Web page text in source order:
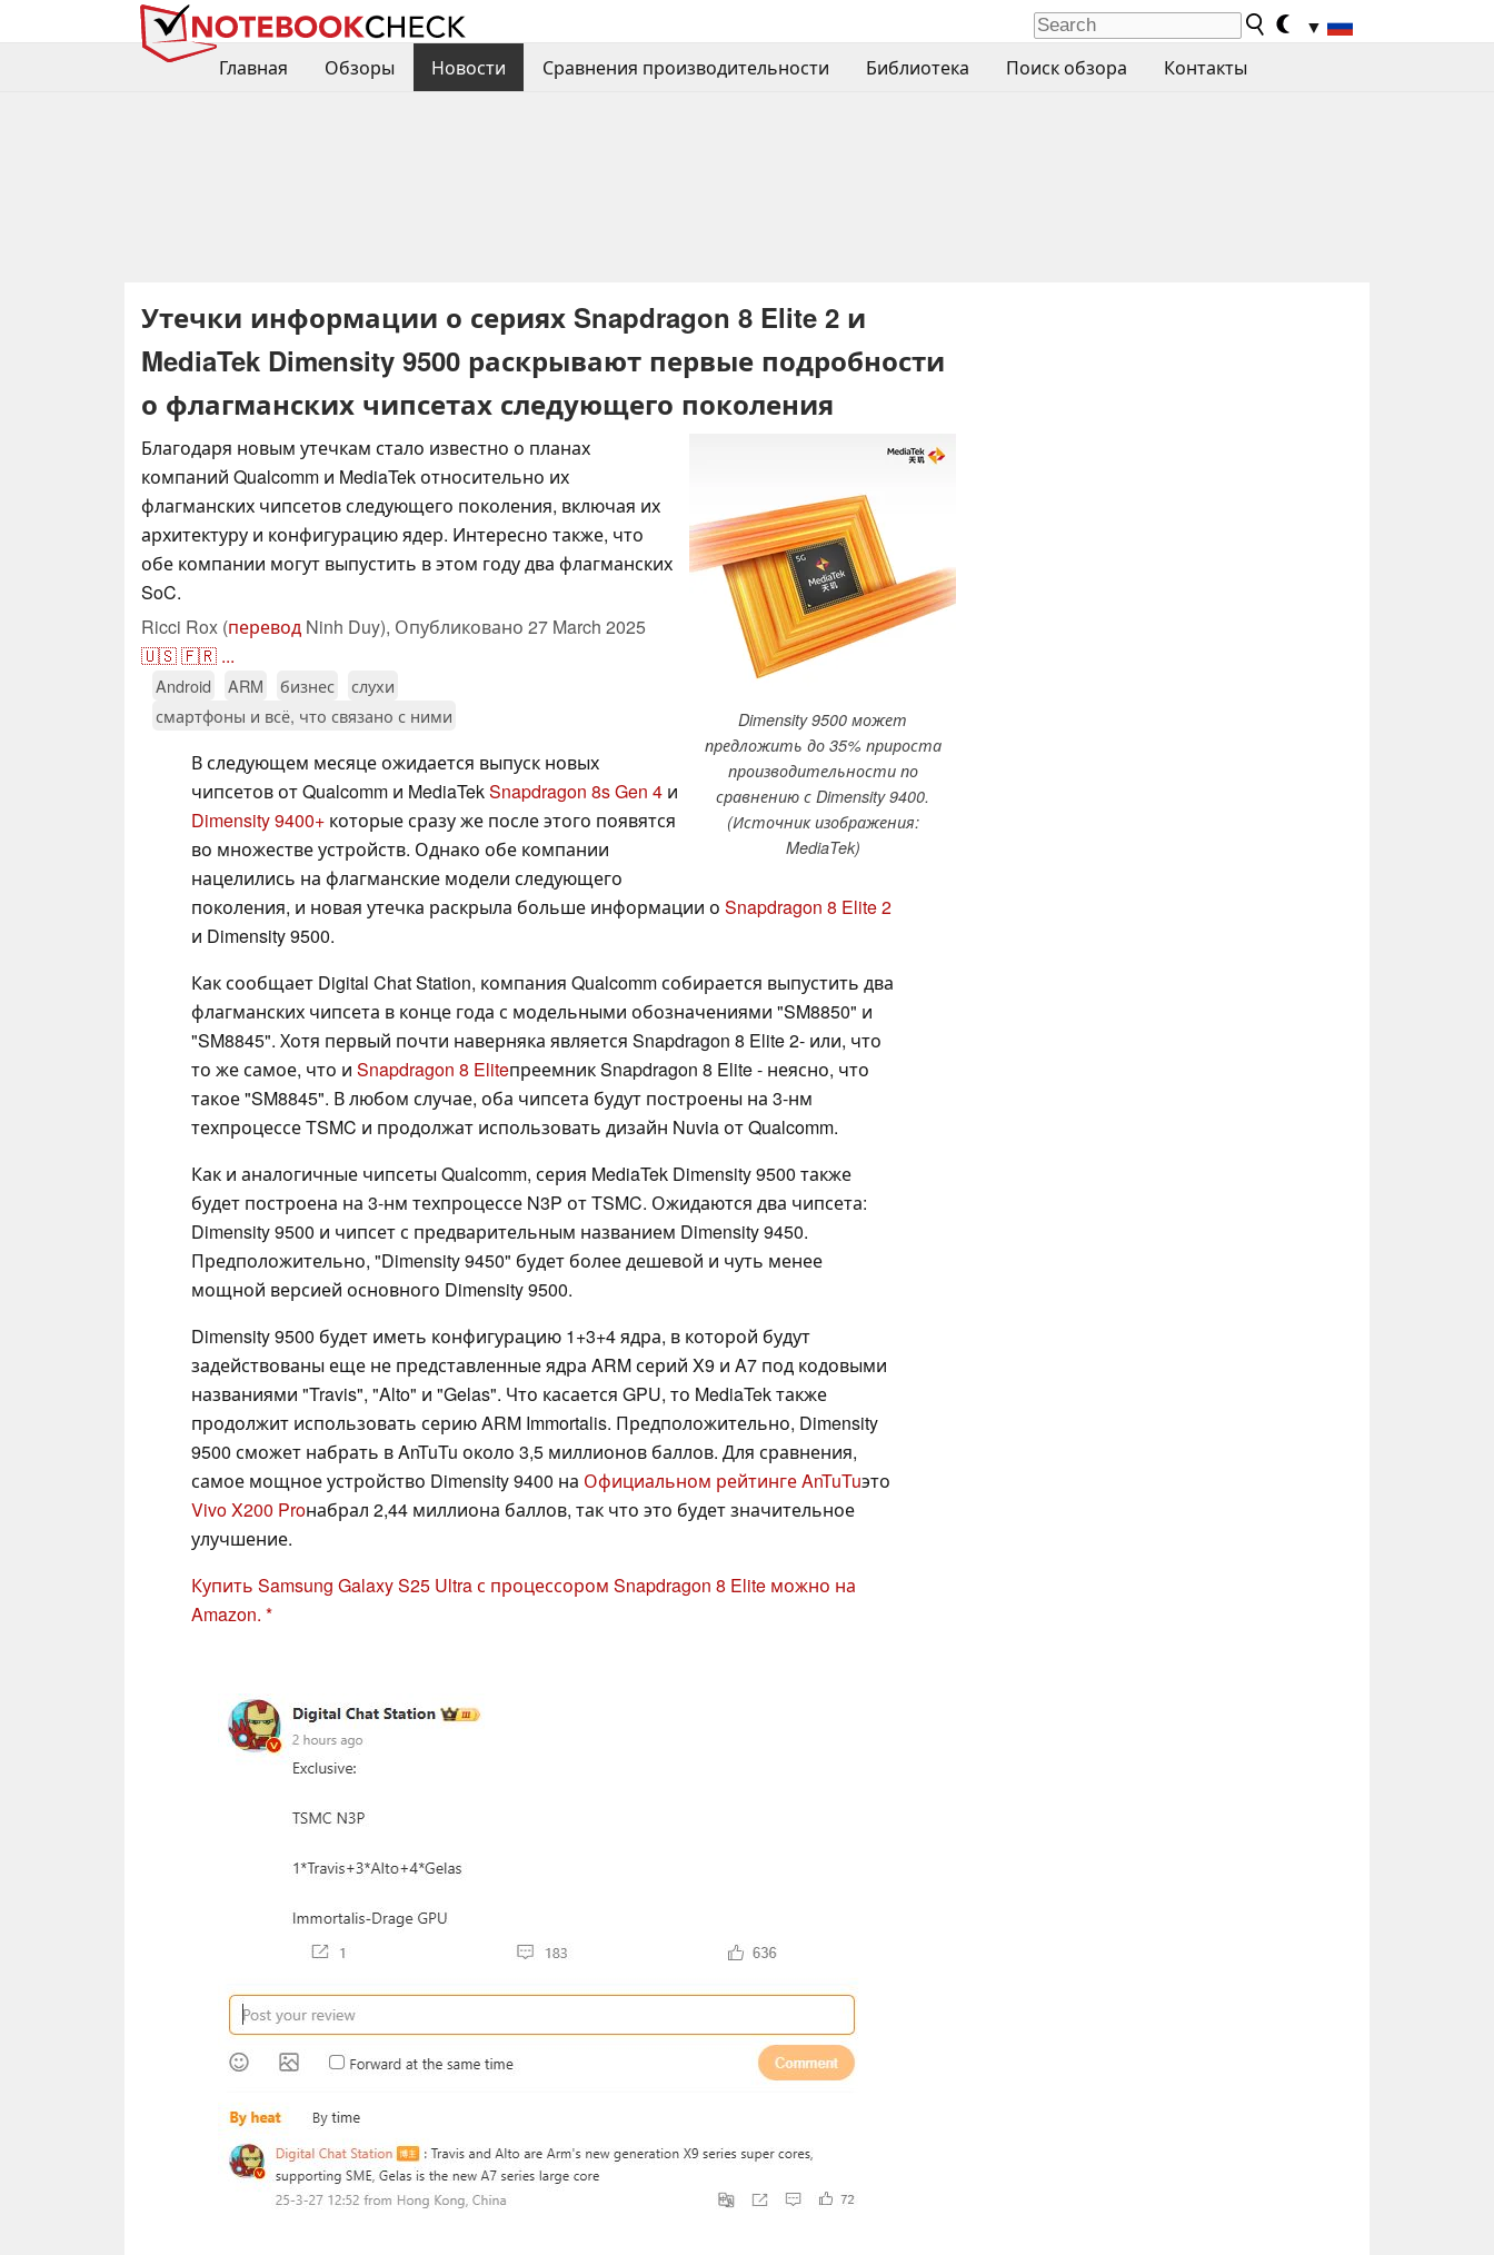
▼
Главная
Обзоры Новости Сравнения производительности Библиотека Поиск обзора Контакты
Утечки информации о сериях Snapdragon 8 Elite 2 и
MediaTek Dimensity 9500 раскрывают первые подробности
о флагманских чипсетах следующего поколения
Dimensity 9500 может
предложить до 35% прироста
производительности по
сравнению с Dimensity 9400.
(Источник изображения:
MediaTek)
Благодаря новым утечкам стало известно о планах
компаний Qualcomm и MediaTek относительно их
флагманских чипсетов следующего поколения, включая их
архитектуру и конфигурацию ядер. Интересно также, что
обе компании могут выпустить в этом году два флагманских
SoC.
Ricci Rox (перевод Ninh Duy), Опубликовано 27 March 2025
🇺🇸🇫🇷 ...
Android ARM бизнес
слухи
смартфоны и всё, что связано с ними
В следующем месяце ожидается выпуск новых
чипсетов от Qualcomm и MediaTekSnapdragon 8s Gen 4 и
Dimensity 9400+ которые сразу же после этого появятся
во множестве устройств. Однако обе компании
нацелились на флагманские модели следующего
поколения, и новая утечка раскрыла больше информации о Snapdragon 8 Elite 2
и Dimensity 9500.
Как сообщает Digital Chat Station, компания Qualcomm собирается выпустить два
флагманских чипсета в конце года с модельными обозначениями "SM8850" и
"SM8845". Хотя первый почти наверняка является Snapdragon 8 Elite 2- или, что
то же самое, что и Snapdragon 8 Eliteпреемник Snapdragon 8 Elite - неясно, что
такое "SM8845". В любом случае, оба чипсета будут построены на 3-нм
техпроцессе TSMC и продолжат использовать дизайн Nuvia от Qualcomm.
Как и аналогичные чипсеты Qualcomm, серия MediaTek Dimensity 9500 также
будет построена на 3-нм техпроцессе N3P от TSMC. Ожидаются два чипсета:
Dimensity 9500 и чипсет с предварительным названием Dimensity 9450.
Предположительно, "Dimensity 9450" будет более дешевой и чуть менее
мощной версией основного Dimensity 9500.
Dimensity 9500 будет иметь конфигурацию 1+3+4 ядра, в которой будут
задействованы еще не представленные ядра ARM серий X9 и A7 под кодовыми
названиями "Travis", "Alto" и "Gelas". Что касается GPU, то MediaTek также
продолжит использовать серию ARM Immortalis. Предположительно, Dimensity
9500 сможет набрать в AnTuTu около 3,5 миллионов баллов. Для сравнения,
самое мощное устройство Dimensity 9400 на Официальном рейтинге AnTuTuэто
Vivo X200 Proнабрал 2,44 миллиона баллов, так что это будет значительное
улучшение.
Купить Samsung Galaxy S25 Ultra с процессором Snapdragon 8 Elite можно на
Amazon.